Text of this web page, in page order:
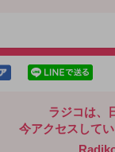
ラジコは、
今アクセスして